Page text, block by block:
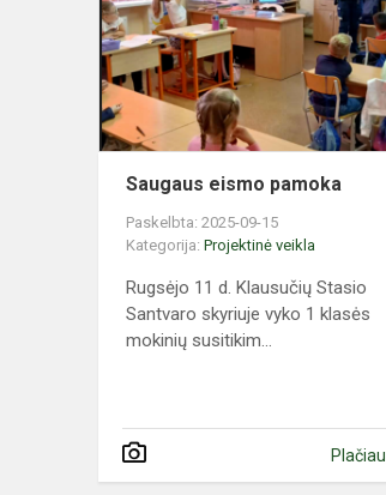
Saugaus eismo pamoka
Paskelbta: 2025-09-15
Kategorija: Projektinė veikla
Rugsėjo 11 d. Klausučių Stasio
Santvaro skyriuje vyko 1 klasės
mokinių susitikim...
Plačiau